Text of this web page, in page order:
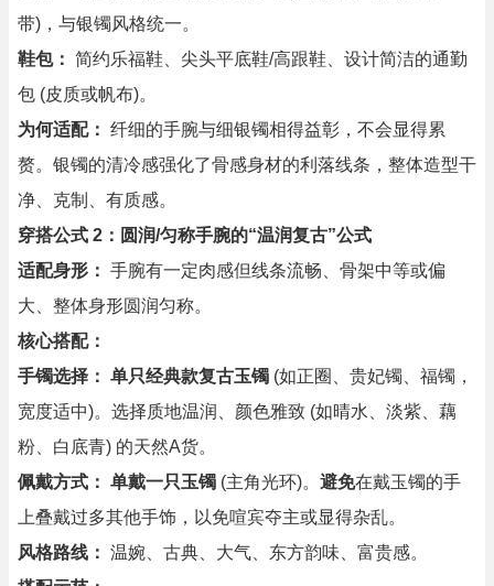
带)，与银镯风格统一。
鞋包： 简约乐福鞋、尖头平底鞋/高跟鞋、设计简洁的通勤
包 (皮质或帆布)。
为何适配： 纤细的手腕与细银镯相得益彰，不会显得累
赘。银镯的清冷感强化了骨感身材的利落线条，整体造型干
净、克制、有质感。
穿搭公式 2：圆润/匀称手腕的“温润复古”公式
适配身形： 手腕有一定肉感但线条流畅、骨架中等或偏
大、整体身形圆润匀称。
核心搭配：
手镯选择： 单只经典款复古玉镯 (如正圈、贵妃镯、福镯，
宽度适中)。选择质地温润、颜色雅致 (如晴水、淡紫、藕
粉、白底青) 的天然A货。
佩戴方式： 单戴一只玉镯 (主角光环)。 避免在戴玉镯的手
上叠戴过多其他手饰，以免喧宾夺主或显得杂乱。
风格路线： 温婉、古典、大气、东方韵味、富贵感。